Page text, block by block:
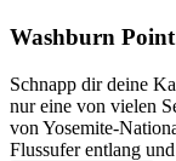
Washburn Point
Schnapp dir deine
nur eine von vielen
von Yosemite-
Flussufer entlang